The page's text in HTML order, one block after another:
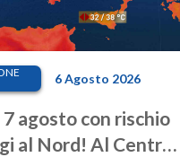
6 Agosto 2026
agosto con rischio
al Nord! Al Centro-